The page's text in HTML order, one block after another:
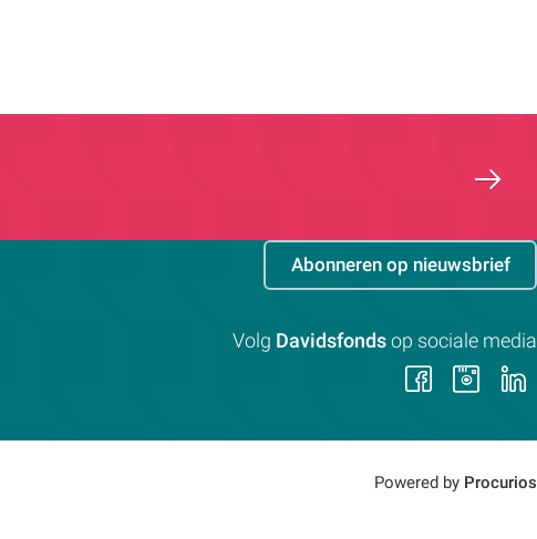
Abonneren op nieuwsbrief
Volg Davidsfonds op sociale media
Volg
op op
Powered by Procurios